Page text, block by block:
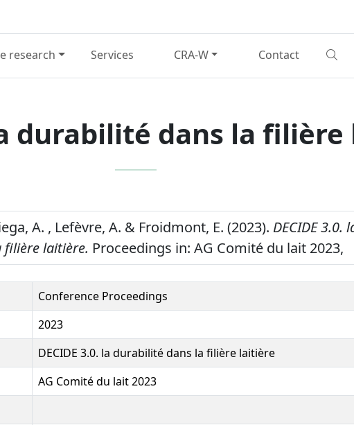
research Services CRA-W Contact
durabilité dans la
A. , Lefèvre, A. & Froidmont, E. (2023). DECIDE 3.0.
laitière. Proceedings in: AG Comité du lait 2023,
Conference Proceedings
2023
DECIDE 3.0. la durabilité dans la filière laitière
AG Comité du lait 2023